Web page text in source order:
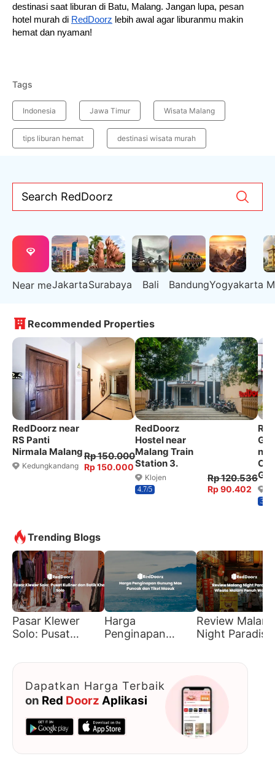
destinasi saat liburan di Batu, Malang. Jangan lupa, pesan
hotel murah di RedDoorz lebih awal agar liburanmu makin
hemat dan nyaman!
Tags
Indonesia Jawa Timur Wisata Malang
tips liburan hemat destinasi wisata murah
Search RedDoorz
Near meJakartaSurabaya Bali BandungYogyakarta
Recommended Properties
RedDoorz near
RS Panti
Nirmala Malang
Kedungkandang
Rp 150.000
Rp 150.000
RedDoorz
Hostel near
Malang Train
Station 3.
Klojen
4.7/5
Rp 120.536
Rp 90.402
3.9/5
Trending Blogs
Pasar Klewer
Solo: Pusat
Harga
Penginapan
Review Malang
Night Paradise:
Dapatkan Harga Terbaik
on Red Doorz Aplikasi